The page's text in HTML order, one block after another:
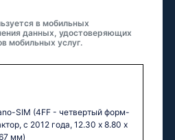
в мобильных
данных, удостоверяющих
мобильных услуг.
SIM (4FF - четвертый форм-
с 2012 года, 12.30 x 8.80 x
мм)